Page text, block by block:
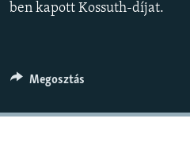
Valamennyi RFE/RL weboldal
ben kapott Kossuth-díjat.
Megosztás